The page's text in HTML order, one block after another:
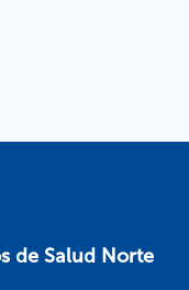
de Salud Norte